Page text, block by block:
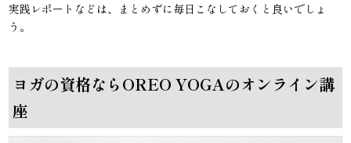
実践レポートなどは、まとめずに毎日こなしておくと良いでしょ
う。
ヨガの資格ならOREO YOGAのオンライン講
座